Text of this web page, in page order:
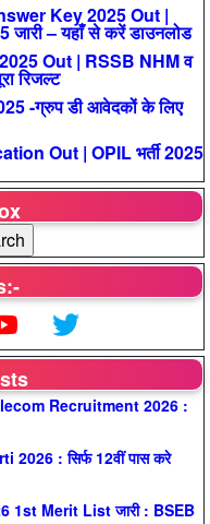
Key 2025 Out |
जारी – यहाँ से करें डाउनलोड
Out | RSSB NHM व
रिजल्ट
-ग्रुप डी आवेदकों के लिए
Out | OPIL भर्ती 2025
Recruitment 2026 :
: सिर्फ 12वीं पास करे
1st Merit List जारी : BSEB